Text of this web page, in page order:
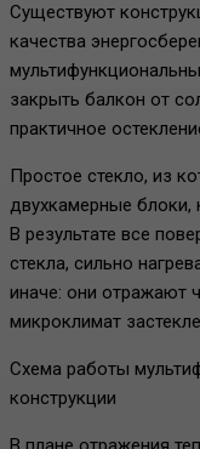
Существуют
качества
закрыть балкон от
практичное
Простое стекло, из
двухкамерные блоки,
В результате все
стекла, сильно
иначе: они отражают
микроклимат
Схема работы
конструкции